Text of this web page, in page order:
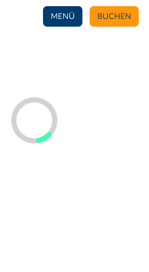
MENÜ BUCHEN